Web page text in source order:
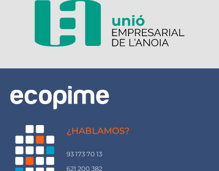
¿HABLAMOS?
93 173 70 13
621 200 382